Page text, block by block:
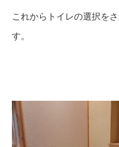
これからトイレの選択を
す。